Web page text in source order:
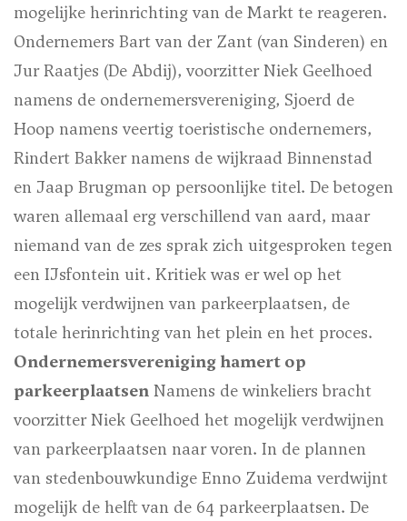
mogelijke herinrichting van de Markt te reageren.
Ondernemers Bart van der Zant (van Sinderen) en
Jur Raatjes (De Abdij), voorzitter Niek Geelhoed
namens de ondernemersvereniging, Sjoerd de
Hoop namens veertig toeristische ondernemers,
Rindert Bakker namens de wijkraad Binnenstad
en Jaap Brugman op persoonlijke titel. De betogen
waren allemaal erg verschillend van aard, maar
niemand van de zes sprak zich uitgesproken tegen
een IJsfontein uit. Kritiek was er wel op het
mogelijk verdwijnen van parkeerplaatsen, de
totale herinrichting van het plein en het proces.
Ondernemersvereniging hamert op
parkeerplaatsen Namens de winkeliers bracht
voorzitter Niek Geelhoed het mogelijk verdwijnen
van parkeerplaatsen naar voren. In de plannen
van stedenbouwkundige Enno Zuidema verdwijnt
mogelijk de helft van de 64 parkeerplaatsen. De